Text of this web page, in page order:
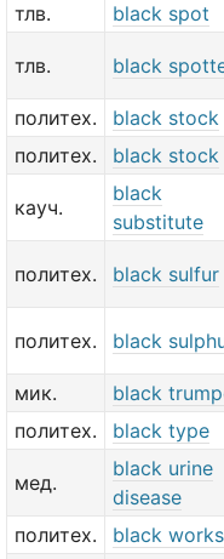
тлв.
black spot
тлв. black
политех.
black stock
политех.
black stock
кауч.
black
substitute
политех. black sulfur
политех. black
мик.
black
политех.
black type
мед.
black urine
disease
политех. black works